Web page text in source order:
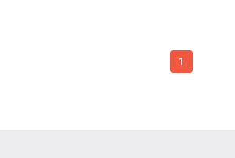
1